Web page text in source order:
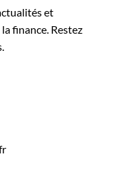
et
finance. Restez